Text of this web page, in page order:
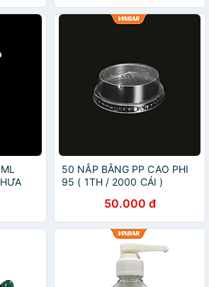
50 NẮP BẰNG PP CAO PHI
95 ( 1TH / 2000 CÁI )
50.000 đ